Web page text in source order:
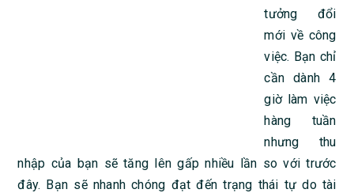
tưởng đổi
mới về công
việc. Bạn chỉ
cần dành 4
giờ làm việc
hàng tuần
nhưng thu
nhập của bạn sẽ tăng lên gấp nhiều lần so với trước
đây. Bạn sẽ nhanh chóng đạt đến trạng thái tự do tài